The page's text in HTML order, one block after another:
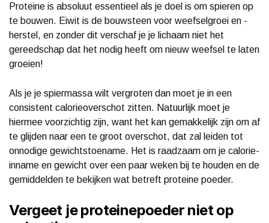
Proteine is absoluut essentieel als je doel is om spieren op
te bouwen. Eiwit is de bouwsteen voor weefselgroei en -
herstel, en zonder dit verschaf je je lichaam niet het
gereedschap dat het nodig heeft om nieuw weefsel te laten
groeien!
Als je je spiermassa wilt vergroten dan moet je in een
consistent calorieoverschot zitten. Natuurlijk moet je
hiermee voorzichtig zijn, want het kan gemakkelijk zijn om af
te glijden naar een te groot overschot, dat zal leiden tot
onnodige gewichtstoename. Het is raadzaam om je calorie-
inname en gewicht over een paar weken bij te houden en de
gemiddelden te bekijken wat betreft proteine poeder.
Vergeet je proteinepoeder niet op